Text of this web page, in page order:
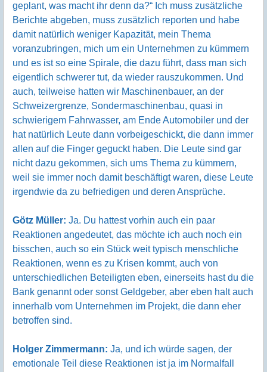
geplant, was macht ihr denn da?“ Ich muss zusätzliche
Berichte abgeben, muss zusätzlich reporten und habe
damit natürlich weniger Kapazität, mein Thema
voranzubringen, mich um ein Unternehmen zu kümmern
und es ist so eine Spirale, die dazu führt, dass man sich
eigentlich schwerer tut, da wieder rauszukommen. Und
auch, teilweise hatten wir Maschinenbauer, an der
Schweizergrenze, Sondermaschinenbau, quasi in
schwierigem Fahrwasser, am Ende Automobiler und der
hat natürlich Leute dann vorbeigeschickt, die dann immer
allen auf die Finger geguckt haben. Die Leute sind gar
nicht dazu gekommen, sich ums Thema zu kümmern,
weil sie immer noch damit beschäftigt waren, diese Leute
irgendwie da zu befriedigen und deren Ansprüche.
Götz Müller: Ja. Du hattest vorhin auch ein paar
Reaktionen angedeutet, das möchte ich auch noch ein
bisschen, auch so ein Stück weit typisch menschliche
Reaktionen, wenn es zu Krisen kommt, auch von
unterschiedlichen Beteiligten eben, einerseits hast du die
Bank genannt oder sonst Geldgeber, aber eben halt auch
innerhalb vom Unternehmen im Projekt, die dann eher
betroffen sind.
Holger Zimmermann: Ja, und ich würde sagen, der
emotionale Teil diese Reaktionen ist ja im Normalfall